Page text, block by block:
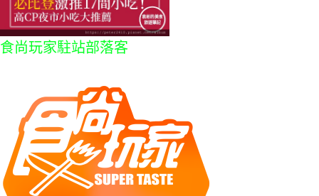
食尚玩家駐站部落客